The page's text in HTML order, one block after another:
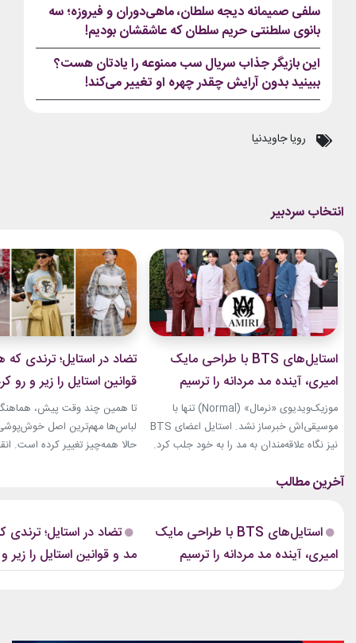
سلفی صمیمانه دیجه سلطان، ماهی‌دوران و فیروزه؛ سه
بانوی سلطنتی حریم سلطان که عاشقشان بودیم!
این بازیگر جذاب سریال سب ممنوعه را یادتان هست؟
ببینید بدون آرایش چقدر چهره او تغییر می‌کند!
رویا جاویدنیا
استایل‌های BTS با طراحی مایک
امیری، آینده مد مردانه را ترسیم
کردند
موزیک‌ویدیوی «نرمال» (Normal) تنها با
موسیقی‌اش خبرساز نشد. استایل اعضای BTS
نیز نگاه علاقه‌مندان به مد را به خود جلب کرد.
(Amiri)، متعلق به طراح آمریکاییِ ایرانی‌تبار،
است که در تمام این اوت‌فیت‌ها دیده...
تضاد در استایل؛ ترندی
قوانین استایل را زیر و رو
تا همین چند وقت پیش،
لباس‌ها مهم‌ترین اصل خوش‌پوشی
حالا همه‌چیز تغییر کرده است.
این رویکرد، قرار نیست فقط
استایل‌های BTS با طراحی مایک
امیری، آینده مد مردانه را ترسیم
کردند
تضاد در استایل؛ ترندی
مد و قوانین استایل را زیر